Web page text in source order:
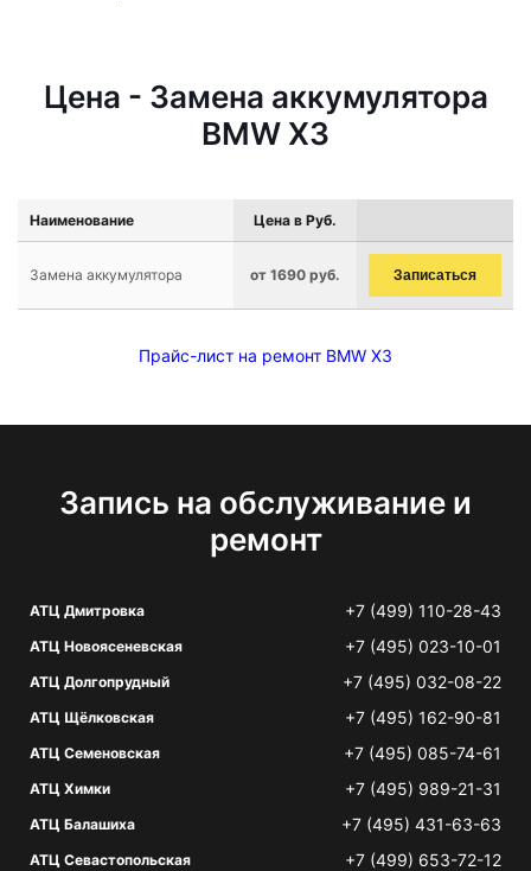
Цена - Замена аккумулятора
BMW X3
Наименование Цена в Руб.
Замена аккумулятора от 1690 руб. Записаться
Прайс-лист на ремонт BMW X3
Запись на обслуживание и
ремонт
АТЦ Дмитровка +7 (499) 110-28-43
АТЦ Новоясеневская +7 (495) 023-10-01
АТЦ Долгопрудный +7 (495) 032-08-22
АТЦ Щёлковская +7 (495) 162-90-81
АТЦ Семеновская +7 (495) 085-74-61
АТЦ Химки +7 (495) 989-21-31
АТЦ Балашиха +7 (495) 431-63-63
АТЦ Севастопольская +7 (499) 653-72-12